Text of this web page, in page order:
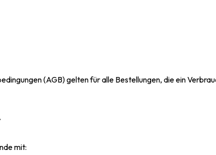
(AGB) gelten für alle Bestellungen, die ein
mit: